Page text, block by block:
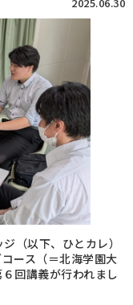
（以下、ひとカレ）
ース（＝北海学園大
回講義が行われまし